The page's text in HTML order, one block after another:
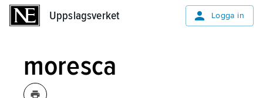
Uppslagsverket Logga in
moresca